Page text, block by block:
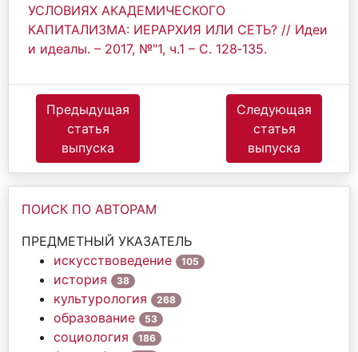
УСЛОВИЯХ АКАДЕМИЧЕСКОГО
КАПИТАЛИЗМА: ИЕРАРХИЯ ИЛИ СЕТЬ? // Идеи
и идеалы. – 2017, №"1, ч.1 – С. 128‐135.
Предыдущая
статья
выпуска
Следующая
статья
выпуска
ПОИСК ПО АВТОРАМ
ПРЕДМЕТНЫЙ УКАЗАТЕЛЬ
искусствоведение
105
история 38
культурология 268
образование 53
социология 186